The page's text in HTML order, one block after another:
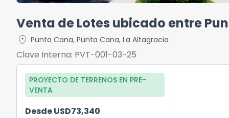
Venta de Lotes ubicado entre
location_on Punta Cana, Punta Cana, La Altagracia
Clave Interna: PVT-001-03-25
PROYECTO DE TERRENOS EN PRE-
VENTA
Desde USD73,340